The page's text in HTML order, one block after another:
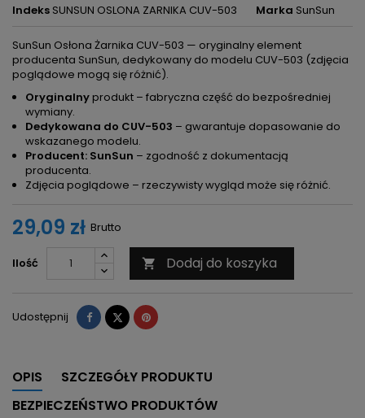
Indeks SUNSUN OSLONA ZARNIKA CUV-503 Marka SunSun
SunSun Osłona Żarnika CUV-503 — oryginalny element
producenta SunSun, dedykowany do modelu CUV-503 (zdjęcia
poglądowe mogą się różnić).
Oryginalnyprodukt – fabryczna część do bezpośredniej
wymiany.
Dedykowana do CUV-503 – gwarantuje dopasowanie do
wskazanego modelu.
Producent: SunSun – zgodność z dokumentacją
producenta.
Zdjęcia poglądowe – rzeczywisty wygląd może się różnić.
29,09 zł Brutto
Ilość  Dodaj do koszyka
Udostępnij Udostępnij
TweetujPinterest
OPIS
SZCZEGÓŁY PRODUKTU
BEZPIECZEŃSTWO PRODUKTÓW